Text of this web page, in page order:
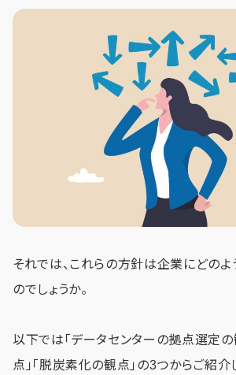
それでは、これらの方針は企業にどの
のでしょうか。
以下では「データセンターの拠点選定の
点」「脱炭素化の観点」の3つからご紹介